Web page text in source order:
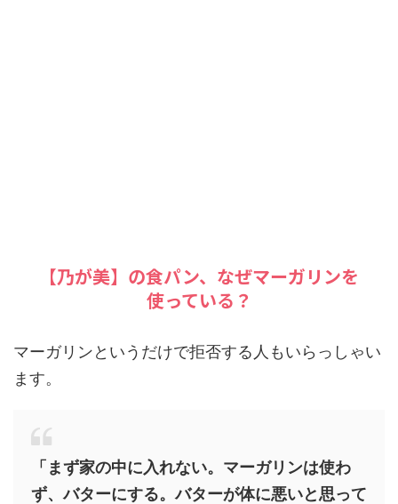
【乃が美】の食パン、なぜマーガリンを
使っている？
マーガリンというだけで拒否する人もいらっしゃい
ます。
「まず家の中に入れない。マーガリンは使わ
ず、バターにする。バターが体に悪いと思って